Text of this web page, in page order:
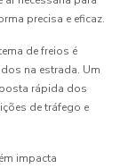
precisa e eficaz.
de freios é
na estrada. Um
rápida dos
de tráfego e
impacta